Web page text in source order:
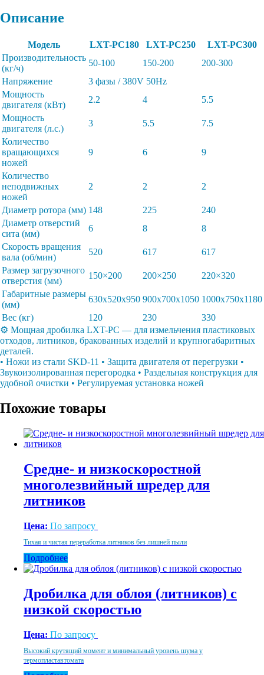
Описание
Модель LXT-PC180 LXT-PC250
LXT-PC300
Производительность
(кг/ч)
50-100 150-200
200-300
Напряжение
3 фазы / 380V 50Hz
Мощность
двигателя (кВт)
2.2 4
5.5
Мощность
двигателя (л.с.)
3 5.5
7.5
Количество
вращающихся
ножей
9 6 9
Количество
неподвижных
ножей
2 2 2
Диаметр ротора (мм) 148 225
240
Диаметр отверстий
сита (мм)
6 8
8
Скорость вращения
вала (об/мин)
520 617
617
Размер загрузочного
отверстия (мм)
150×200 200×250
220×320
Габаритные размеры
(мм)
630x520x950 900x700x1050 1000x750x1180
Вес (кг)
120 230
330
⚙️ Мощная дробилка LXT-PC — для измельчения пластиковых
отходов, литников, бракованных изделий и крупногабаритных
деталей.
• Ножи из стали SKD-11 • Защита двигателя от перегрузки •
Звукоизолированная перегородка • Раздельная конструкция для
удобной очистки • Регулируемая установка ножей
Похожие товары
Средне- и низкоскоростной
многолезвийный шредер для
литников
Цена: По запросу
Тихая и чистая переработка литников без лишней пыли
Подробнее
Дробилка для облоя (литников) с
низкой скоростью
Цена: По запросу
Высокий крутящий момент и минимальный уровень шума у
термопластавтомата